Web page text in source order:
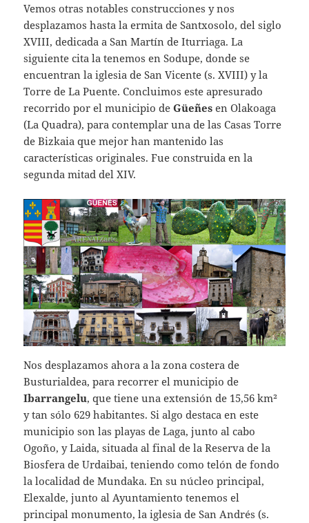
Vemos otras notables construcciones y nos
desplazamos hasta la ermita de Santxosolo, del siglo
XVIII, dedicada a San Martín de Iturriaga. La
siguiente cita la tenemos en Sodupe, donde se
encuentran la iglesia de San Vicente (s. XVIII) y la
Torre de La Puente. Concluimos este apresurado
recorrido por el municipio deGüeñes en Olakoaga
(La Quadra), para contemplar una de las Casas Torre
de Bizkaia que mejor han mantenido las
características originales. Fue construida en la
segunda mitad del XIV.
Nos desplazamos ahora a la zona costera de
Busturialdea, para recorrer el municipio de
Ibarrangelu, que tiene una extensión de 15,56 km²
y tan sólo 629 habitantes. Si algo destaca en este
municipio son las playas de Laga, junto al cabo
Ogoño, y Laida, situada al final de la Reserva de la
Biosfera de Urdaibai, teniendo como telón de fondo
la localidad de Mundaka. En su núcleo principal,
Elexalde, junto al Ayuntamiento tenemos el
principal monumento, la iglesia de San Andrés (s.